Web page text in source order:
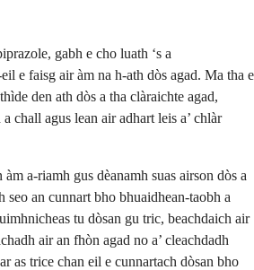
gabh e cho luath ‘s a
e faisg air àm na h-ath dòs agad. Ma tha e
den ath dòs a tha clàraichte agad,
chall agus lean air adhart leis a’ chlàr
a-riamh gus dèanamh suas airson dòs a
an cunnart bho bhuaidhean-taobh a
tu dòsan gu tric, beachdaich air
air an fhòn agad no a’ cleachdadh
as trice chan eil e cunnartach dòsan bho